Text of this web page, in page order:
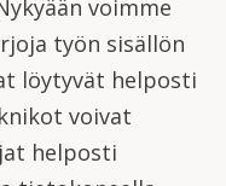
voimme
työn sisällön
löytyvät helposti
voivat
helposti